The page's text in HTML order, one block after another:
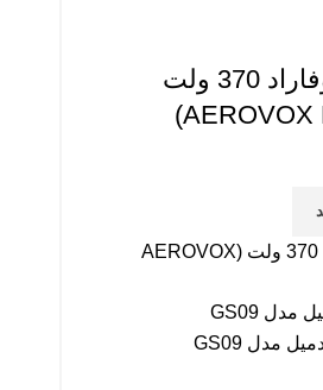
خازن 5 میکروفاراد 370 ولت
خازن 5 میکروفاراد 370 ولت (AEROVOX